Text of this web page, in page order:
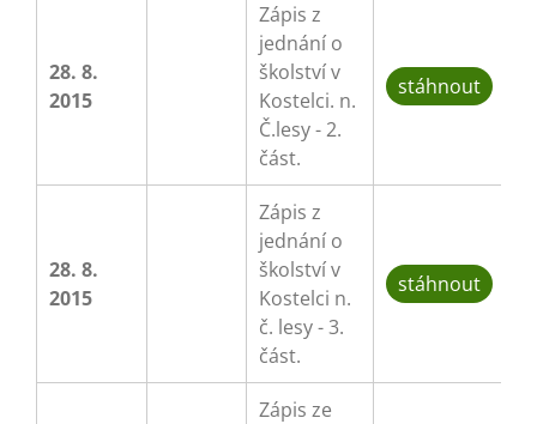
28. 8.
2015
Zápis z
jednání o
školství v
Kostelci. n.
Č.lesy - 2.
část.
stáhnout
28. 8.
2015
Zápis z
jednání o
školství v
Kostelci n.
č. lesy - 3.
část.
stáhnout
Zápis ze